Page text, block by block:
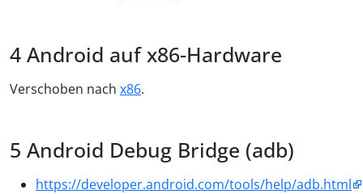
Android auf x86-Hardware
Verschoben nach x86.
Android Debug Bridge (adb)
https://developer.android.com/tools/help/adb.html